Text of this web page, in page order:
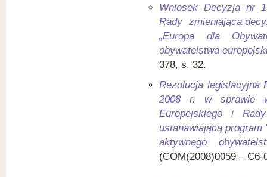
Wniosek Decyzja nr
Rady zmieniająca
„Europa dla
obywatelstwa
378, s. 32.
Rezolucja legislacyjna
2008 r. w sprawie
Europejskiego i
ustanawiającą
aktywnego
(COM(2008)0059 –